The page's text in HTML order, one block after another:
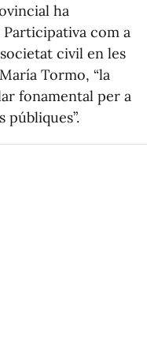
ha
com a
civil en les
Tormo, “la
fonamental per a